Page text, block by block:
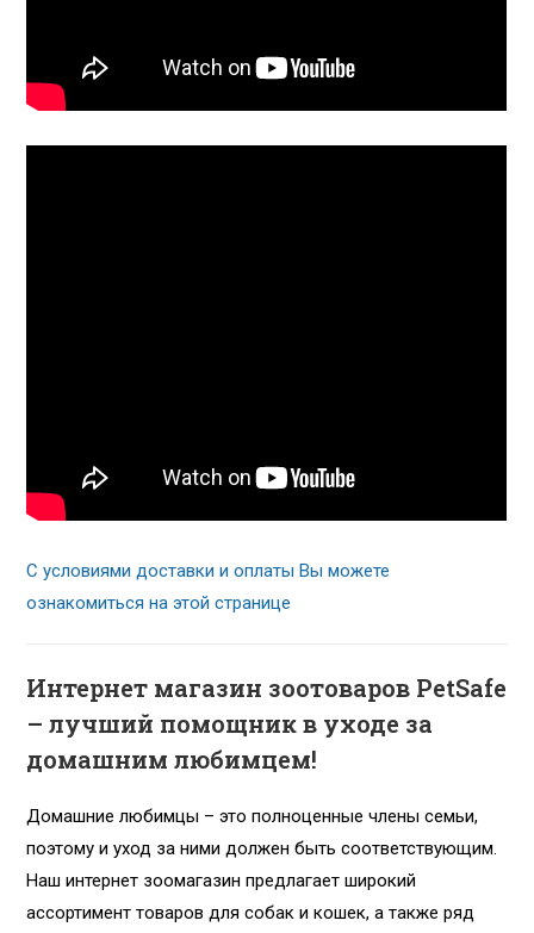
С условиями доставки и оплаты Вы можете
ознакомиться на этой странице
Интернет магазин зоотоваров PetSafe
– лучший помощник в уходе за
домашним любимцем!
Домашние любимцы – это полноценные члены семьи,
поэтому и уход за ними должен быть соответствующим.
Наш интернет зоомагазин предлагает широкий
ассортимент товаров для собак и кошек, а также ряд